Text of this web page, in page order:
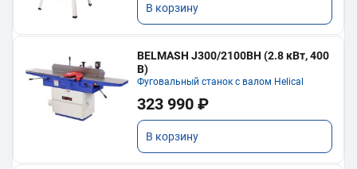
В корзину
BELMASH J300/2100ВH (2.8 кВт, 400
В)
Фуговальный станок с валом Helical
323 990 ₽
В корзину